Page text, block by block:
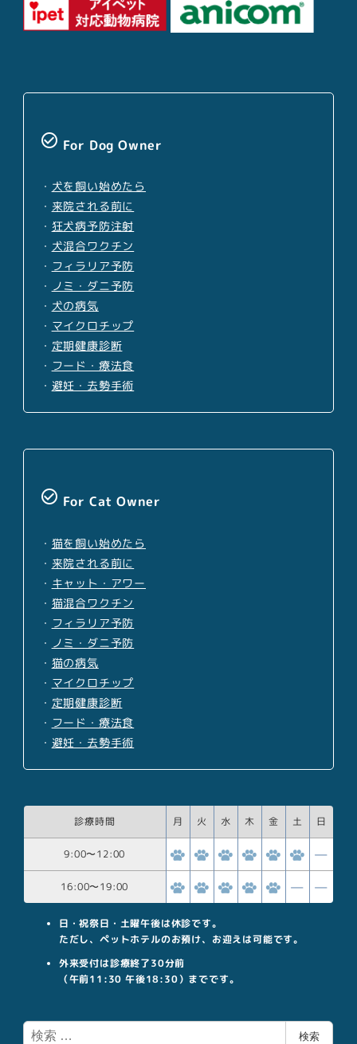
check_circle_outline For Dog Owner
・ 犬を飼い始めたら
・ 来院される前に
・ 狂犬病予防注射
・ 犬混合ワクチン
・ フィラリア予防
・ ノミ・ダニ予防
・ 犬の病気
・ マイクロチップ
・ 定期健康診断
・ フード・療法食
・ 避妊・去勢手術
check_circle_outline For Cat Owner
・ 猫を飼い始めたら
・ 来院される前に
・ キャット・アワー
・ 猫混合ワクチン
・ フィラリア予防
・ ノミ・ダニ予防
・ 猫の病気
・ マイクロチップ
・ 定期健康診断
・ フード・療法食
・ 避妊・去勢手術
診療時間 月 火 水 木 金 土 日
9:00〜12:00
16:00〜19:00
日・祝祭日・土曜午後は休診です。
ただし、ペットホテルのお預け、お迎えは可能です。
外来受付は診療終了30分前
（午前11:30 午後18:30）までです。
検
検索